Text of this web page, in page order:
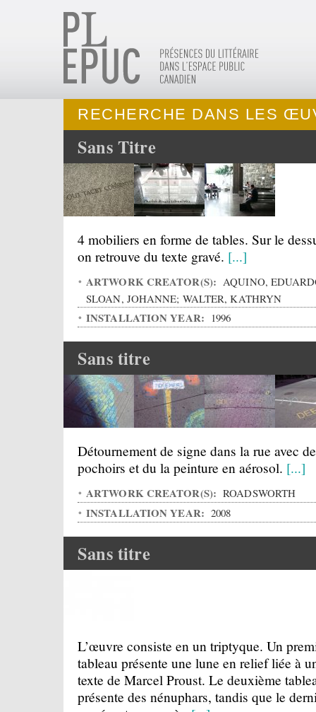
RECHERCHE DANS LES
Sans Titre
4 mobiliers en forme de tables. Sur le
on retrouve du texte gravé. [...]
ARTWORK CREATOR(S): AQUINO,
SLOAN, JOHANNE; WALTER, KATHRYN
INSTALLATION YEAR: 1996
Sans titre
Détournement de signe dans la rue avec
pochoirs et du la peinture en aérosol. [...]
ARTWORK CREATOR(S): ROADSWORTH
INSTALLATION YEAR: 2008
Sans titre
L’œuvre consiste en un triptyque. Un
tableau présente une lune en relief liée à
texte de Marcel Proust. Le deuxième
présente des nénuphars, tandis que le